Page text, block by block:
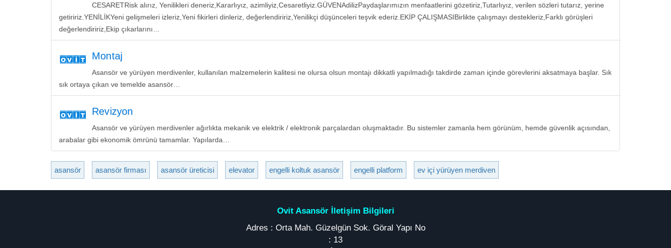
CESARETRisk alırız, Yenilikleri deneriz,Kararlıyız, azimliyiz,Cesaretliyiz.GÜVENAdilizPaydaşlarımızın menfaatlerini gözetiriz,Tutarlıyız, verilen sözleri tutarız, yerine
getiririz.YENİLİKYeni gelişmeleri izleriz,Yeni fikirleri dinleriz, değerlendiririz,Yenilikçi düşünceleri teşvik ederiz.EKİP ÇALIŞMASIBirlikte çalışmayı destekleriz,Farklı görüşleri
değerlendiririz,Ekip çıkarlarını…
Montaj
Asansör ve yürüyen merdivenler, kullanılan malzemelerin kalitesi ne olursa olsun montajı dikkatli yapılmadığı takdirde zaman içinde görevlerini aksatmaya başlar. Sık
sık ortaya çıkan ve temelde asansör…
Revizyon
Asansör ve yürüyen merdivenler ağırlıkta mekanik ve elektrik / elektronik parçalardan oluşmaktadır. Bu sistemler zamanla hem görünüm, hemde güvenlik açısından,
arabalar gibi ekonomik ömrünü tamamlar. Yapılarda…
asansör asansör firması asansör üreticisi elevator engelli koltuk asansör engelli platform ev içi yürüyen merdiven
Ovit Asansör İletişim Bilgileri
Adres : Orta Mah. Güzelgün Sok. Göral Yapı No
: 13